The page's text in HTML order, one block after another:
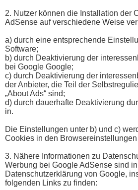
2. Nutzer können die Installation der
AdSense auf verschiedene Weise
a) durch eine entsprechende
Software;
b) durch Deaktivierung der
bei Google Google;
c) durch Deaktivierung der
der Anbieter, die Teil der
„About Ads“ sind;
d) durch dauerhafte Deaktivierung
in.
Die Einstellungen unter b) und c)
Cookies in den
3. Nähere Informationen zu
Werbung bei Google AdSense sind
Datenschutzerklärung von Google,
folgenden Links zu finden: